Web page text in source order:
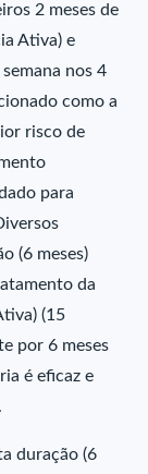
2 meses de
Ativa) e
nos 4
como a
risco de
para
(6 meses)
da
(15
por 6 meses
é eficaz e
duração (6